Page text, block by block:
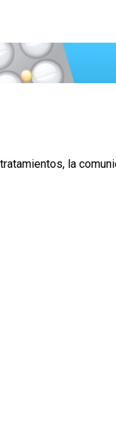
la